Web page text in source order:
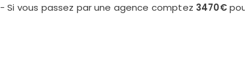
- Si vous passez par une agence comptez 3470€